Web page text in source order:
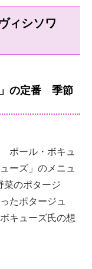
ィシソワ
」の定番 季節
ポール・ボキュ
ーズ」のメニュ
菜のポタージ
たポタージュ
キューズ氏の想